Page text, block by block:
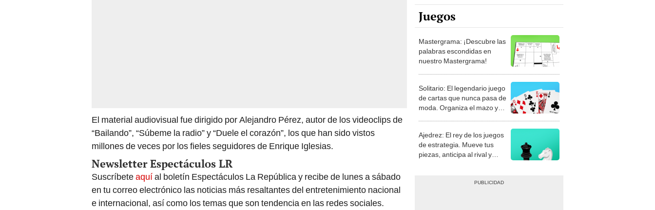
El material audiovisual fue dirigido por Alejandro Pérez, autor de los videoclips de
“Bailando”, “Súbeme la radio” y “Duele el corazón”, los que han sido vistos
millones de veces por los fieles seguidores de Enrique Iglesias.
Newsletter Espectáculos LR
Suscríbeteaquíal boletín Espectáculos La República y recibe de lunes a sábado
en tu correo electrónico las noticias más resaltantes del entretenimiento nacional
e internacional, así como los temas que son tendencia en las redes sociales.
Juegos
Mastergrama: ¡Descubre las
palabras escondidas en
nuestro Mastergrama!
Solitario: El legendario juego
de cartas que nunca pasa de
moda. Organiza el mazo y
Ajedrez: El rey de los juegos
de estrategia. Mueve tus
piezas, anticipa al rival y